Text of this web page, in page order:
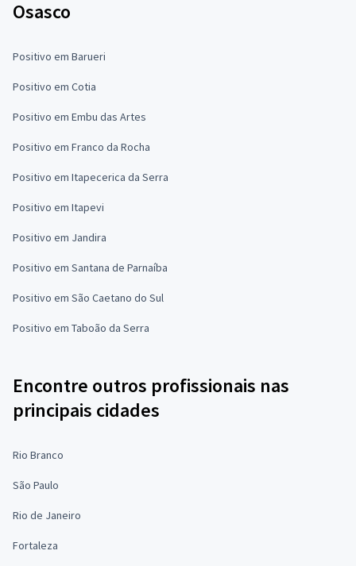
Osasco
Positivo em Barueri
Positivo em Cotia
Positivo em Embu das Artes
Positivo em Franco da Rocha
Positivo em Itapecerica da Serra
Positivo em Itapevi
Positivo em Jandira
Positivo em Santana de Parnaíba
Positivo em São Caetano do Sul
Positivo em Taboão da Serra
Encontre outros profissionais nas
principais cidades
Rio Branco
São Paulo
Rio de Janeiro
Fortaleza